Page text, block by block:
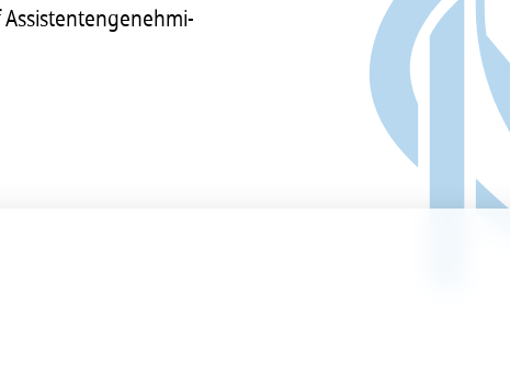
Assis­ten­ten­ge­neh­mi­